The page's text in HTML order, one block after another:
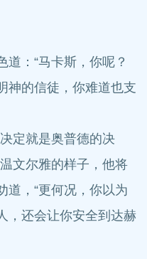
：“马卡斯，你呢？
神的信徒，你难道也支
定就是奥普德的决
文尔雅的样子，他将
道，“更何况，你以为
，还会让你安全到达赫